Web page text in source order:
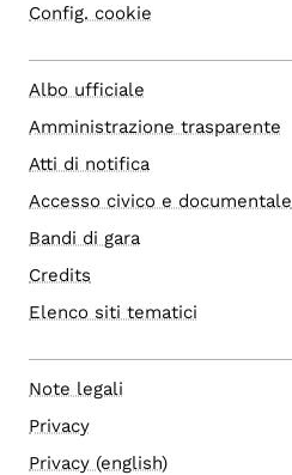
Config. cookie
Albo ufficiale
Amministrazione trasparente
Atti di notifica
Accesso civico e documentale
Bandi di gara
Credits
Elenco siti tematici
Note legali
Privacy
Privacy (english)